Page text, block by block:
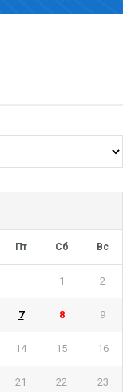
Пт Сб Вс
1 2
7 8 9
14 15 16
21 22 23